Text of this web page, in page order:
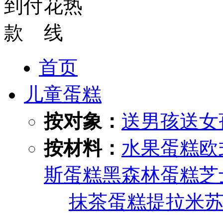
首页
儿童蛋糕
按对象： 送男孩送女
按材料： 水果蛋糕
斯蛋糕黑森林蛋糕芝
抹茶蛋糕提拉米